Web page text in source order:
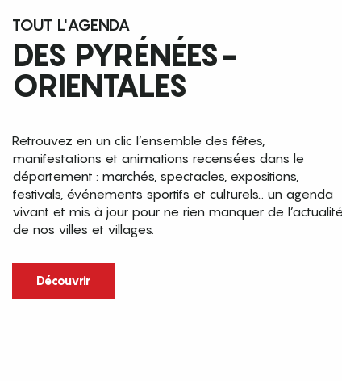
TOUT L'AGENDA
DES PYRÉNÉES-
ORIENTALES
Retrouvez en un clic l’ensemble des fêtes,
manifestations et animations recensées dans le
département : marchés, spectacles, expositions,
festivals, événements sportifs et culturels… un agenda
vivant et mis à jour pour ne rien manquer de l’actualité
de nos villes et villages.
Découvrir